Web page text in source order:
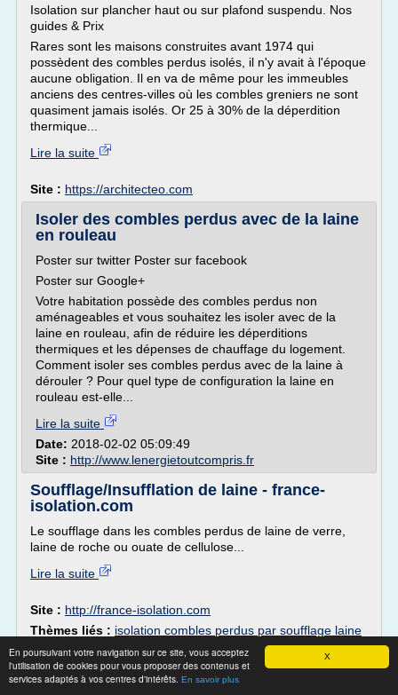
X
En poursuivant votre navigation sur ce site, vous acceptez
l'utilisation de cookies pour vous proposer des contenus et
services adaptés à vos centres d'intérêts. En savoir plus
Isolation sur plancher haut ou sur plafond suspendu. Nos
guides & Prix
Rares sont les maisons construites avant 1974 qui
possèdent des combles perdus isolés, il n'y avait à l'époque
aucune obligation. Il en va de même pour les immeubles
anciens des centres-villes où les combles greniers ne sont
quasiment jamais isolés. Or 25 à 30% de la déperdition
thermique...
Lire la suite
Site : https://architecteo.com
Isoler des combles perdus avec de la laine
en rouleau
Poster sur twitter Poster sur facebook
Poster sur Google+
Votre habitation possède des combles perdus non
aménageables et vous souhaitez les isoler avec de la
laine en rouleau, afin de réduire les déperditions
thermiques et les dépenses de chauffage du logement.
Comment isoler ses combles perdus avec de la laine à
dérouler ? Pour quel type de configuration la laine en
rouleau est-elle...
Lire la suite
Date: 2018-02-02 05:09:49
Site : http://www.lenergietoutcompris.fr
Soufflage/Insufflation de laine - france-
isolation.com
Le soufflage dans les combles perdus de laine de verre,
laine de roche ou ouate de cellulose...
Lire la suite
Site : http://france-isolation.com
Thèmes liés : isolation combles perdus par soufflage laine
isolation des combles par soufflage de laine de
verre/isolation combles laine de verre ou ouate de
cellulose/isolation des combles par soufflage laine de